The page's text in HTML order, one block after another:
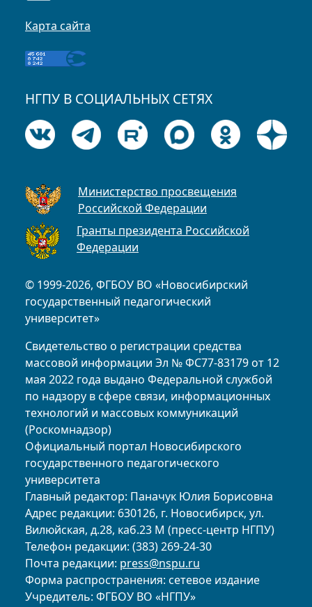
© 1999-2026, ФГБОУ ВО «Новосибирский
государственный педагогический
университет»
Свидетельство о регистрации средства
массовой информации Эл № ФС77-83179 от 12
мая 2022 года выдано Федеральной службой
по надзору в сфере связи, информационных
технологий и массовых коммуникаций
(Роскомнадзор)
Официальный портал Новосибирского
государственного педагогического
университета
Главный редактор: Паначук Юлия Борисовна
Адрес редакции: 630126, г. Новосибирск, ул.
Вилюйская, д.28, каб.23 М (пресс-центр НГПУ)
Телефон редакции: (383) 269-24-30
Почта редакции: press@nspu.ru
Форма распространения: сетевое издание
Учредитель: ФГБОУ ВО «НГПУ»
Карта сайта
НГПУ В СОЦИАЛЬНЫХ СЕТЯХ
Министерство просвещения
Российской Федерации
Гранты президента Российской
Федерации